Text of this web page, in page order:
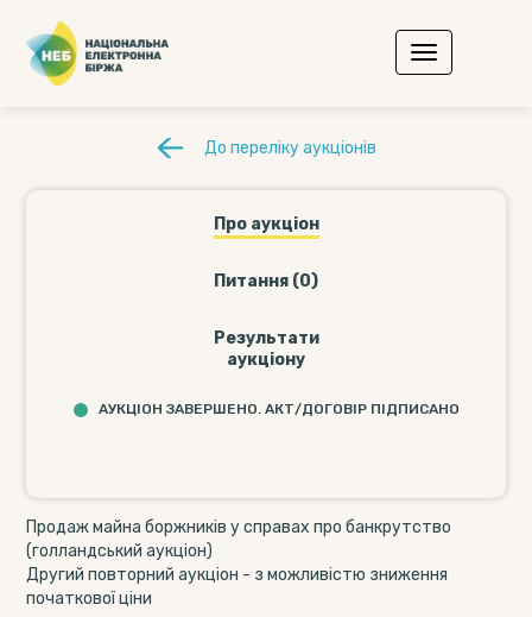
До переліку аукціонів
Про аукціон
Питання (0)
Результати
аукціону
АУКЦІОН ЗАВЕРШЕНО. АКТ/ДОГОВІР ПІДПИСАНО
Продаж майна боржників у справах про банкрутство
(голландський аукціон)
Другий повторний аукціон - з можливістю зниження
початкової ціни